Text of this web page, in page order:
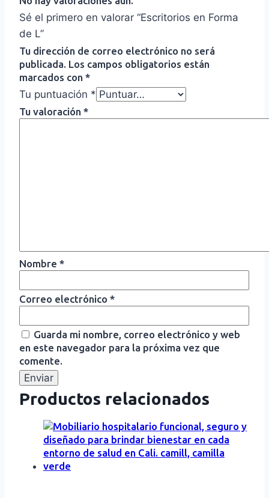
Sé el primero en valorar “Escritorios en Forma
de L”
Tu dirección de correo electrónico no será
publicada. Los campos obligatorios están
marcados con *
Tu puntuación *
Tu valoración *
Nombre *
Correo electrónico *
Guarda mi nombre, correo electrónico y web
en este navegador para la próxima vez que
comente.
Productos relacionados